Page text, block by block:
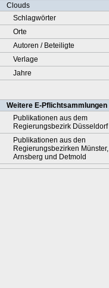
Clouds
Schlagwörter
Orte
Autoren / Beteiligte
Verlage
Jahre
Weitere E-Pflichtsammlungen
Publikationen aus dem
Regierungsbezirk Düsseldorf
Publikationen aus den
Regierungsbezirken Münster,
Arnsberg und Detmold